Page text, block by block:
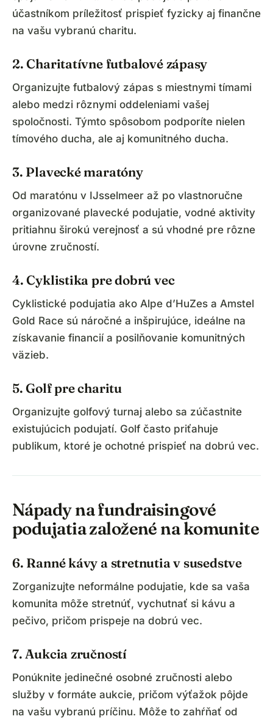
účastníkom príležitosť prispieť fyzicky aj finančne
na vašu vybranú charitu.
2. Charitatívne futbalové zápasy
Organizujte futbalový zápas s miestnymi tímami
alebo medzi rôznymi oddeleniami vašej
spoločnosti. Týmto spôsobom podporíte nielen
tímového ducha, ale aj komunitného ducha.
3. Plavecké maratóny
Od maratónu v IJsselmeer až po vlastnoručne
organizované plavecké podujatie, vodné aktivity
pritiahnu širokú verejnosť a sú vhodné pre rôzne
úrovne zručností.
4. Cyklistika pre dobrú vec
Cyklistické podujatia ako Alpe d’HuZes a Amstel
Gold Race sú náročné a inšpirujúce, ideálne na
získavanie financií a posilňovanie komunitných
väzieb.
5. Golf pre charitu
Organizujte golfový turnaj alebo sa zúčastnite
existujúcich podujatí. Golf často priťahuje
publikum, ktoré je ochotné prispieť na dobrú vec.
Nápady na fundraisingové
podujatia založené na komunite
6. Ranné kávy a stretnutia v susedstve
Zorganizujte neformálne podujatie, kde sa vaša
komunita môže stretnúť, vychutnať si kávu a
pečivo, pričom prispeje na dobrú vec.
7. Aukcia zručností
Ponúknite jedinečné osobné zručnosti alebo
služby v formáte aukcie, pričom výťažok pôjde
na vašu vybranú príčinu. Môže to zahŕňať od